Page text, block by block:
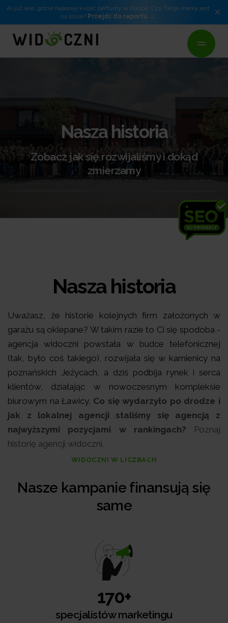
AI już wie, gdzie najlepiej kupić perfumy w Polsce. Czy Twoja marka jest
na liście? Przejdź do raportu ×
Nasza historia
Zobacz jak się rozwijaliśmy i dokąd
zmierzamy
Nasza historia
Uważasz, że historie kolejnych firm założonych w
garażu są oklepane? W takim razie to Ci się spodoba -
agencja widoczni powstała w budce telefonicznej
(tak, było coś takiego), rozwijała się w kamienicy na
poznańskich Jeżycach, a dziś podbija rynek i serca
klientów, działając w nowoczesnym kompleksie
biurowym na Ławicy. Co się wydarzyło po drodze i
jak z lokalnej agencji staliśmy się agencją z
najwyższymi pozycjami w rankingach? Poznaj
historię agencji widoczni.
WIDOCZNI W LICZBACH
Nasze kampanie finansują się
same
25+